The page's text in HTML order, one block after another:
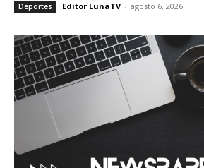
Deportes Editor LunaTV - agosto 6, 2026